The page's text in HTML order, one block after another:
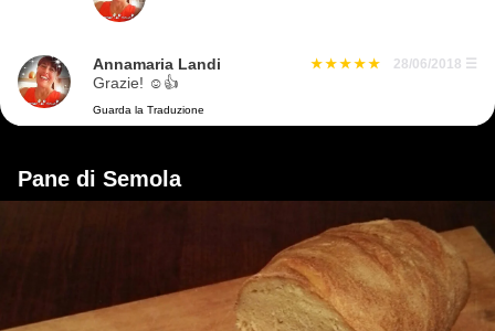
Annamaria Landi 28/06/2018 ☰
Grazie! ☺👍
Guarda la Traduzione
Pane di Semola